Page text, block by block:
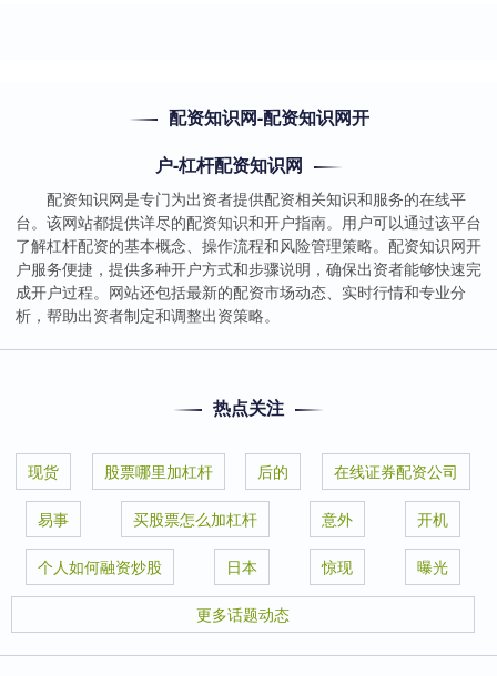
配资知识网-配资知识网开
户-杠杆配资知识网
配资知识网是专门为出资者提供配资相关知识和服务的在线平
台。该网站都提供详尽的配资知识和开户指南。用户可以通过该平台
了解杠杆配资的基本概念、操作流程和风险管理策略。配资知识网开
户服务便捷，提供多种开户方式和步骤说明，确保出资者能够快速完
成开户过程。网站还包括最新的配资市场动态、实时行情和专业分
析，帮助出资者制定和调整出资策略。
热点关注
现货 股票哪里加杠杆 后的 在线证券配资公司
易事 买股票怎么加杠杆 意外 开机
个人如何融资炒股 日本 惊现 曝光
更多话题动态